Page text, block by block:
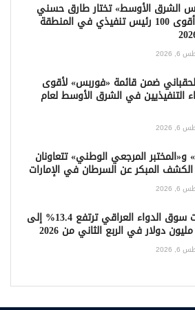
الشرق الأوسط» تختار طارق حسني
ضمن أقوى 100 رئيس تنفيذي في المنطقة
2026
ضمن قائمة «فوربس» لأقوى
التنفيذيين في الشرق الأوسط لعام
2026
و«المختبر المرجعي الوطني» تتعاونان
الكشف المبكر عن السرطان في الإمارات
2026
مبيعات سوق الدواء العراقي ترتفع 13.4% إلى
2026